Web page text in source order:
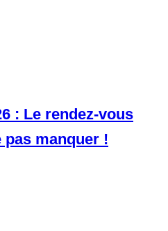
: Le rendez-vous
manquer !